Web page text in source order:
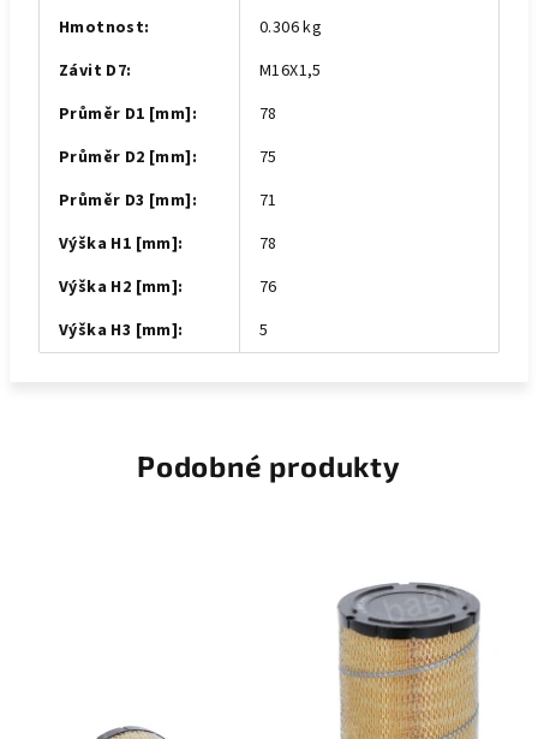
Hmotnost:
0.306 kg
Závit D7:
M16X1,5
Průměr D1 [mm]:
78
Průměr D2 [mm]:
75
Průměr D3 [mm]:
71
Výška H1 [mm]:
78
Výška H2 [mm]:
76
Výška H3 [mm]: 5
Podobné produkty